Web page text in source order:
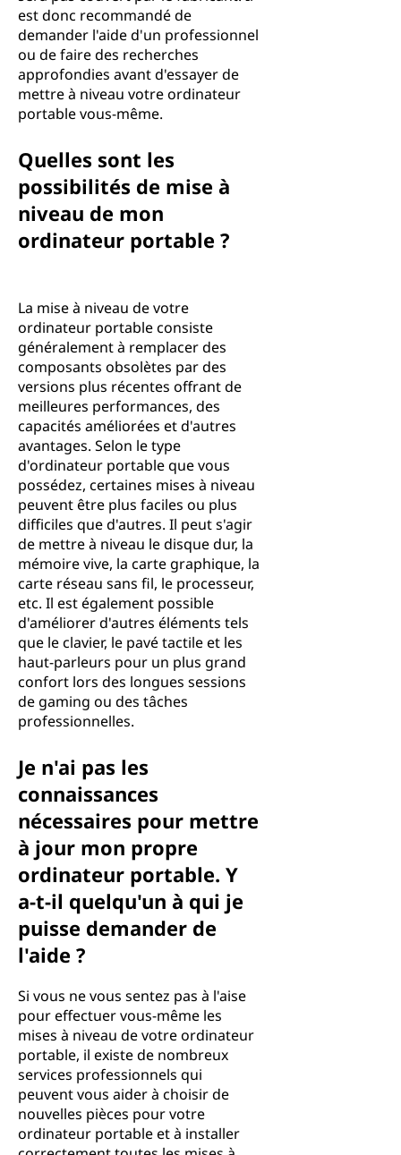
est donc recommandé de
demander l'aide d'un professionnel
ou de faire des recherches
approfondies avant d'essayer de
mettre à niveau votre ordinateur
portable vous-même.
Quelles sont les
possibilités de mise à
niveau de mon
ordinateur portable ?
La mise à niveau de votre
ordinateur portable consiste
généralement à remplacer des
composants obsolètes par des
versions plus récentes offrant de
meilleures performances, des
capacités améliorées et d'autres
avantages. Selon le type
d'ordinateur portable que vous
possédez, certaines mises à niveau
peuvent être plus faciles ou plus
difficiles que d'autres. Il peut s'agir
de mettre à niveau le disque dur, la
mémoire vive, la carte graphique, la
carte réseau sans fil, le processeur,
etc. Il est également possible
d'améliorer d'autres éléments tels
que le clavier, le pavé tactile et les
haut-parleurs pour un plus grand
confort lors des longues sessions
de gaming ou des tâches
professionnelles.
Je n'ai pas les
connaissances
nécessaires pour mettre
à jour mon propre
ordinateur portable. Y
a-t-il quelqu'un à qui je
puisse demander de
l'aide ?
Si vous ne vous sentez pas à l'aise
pour effectuer vous-même les
mises à niveau de votre ordinateur
portable, il existe de nombreux
services professionnels qui
peuvent vous aider à choisir de
nouvelles pièces pour votre
ordinateur portable et à installer